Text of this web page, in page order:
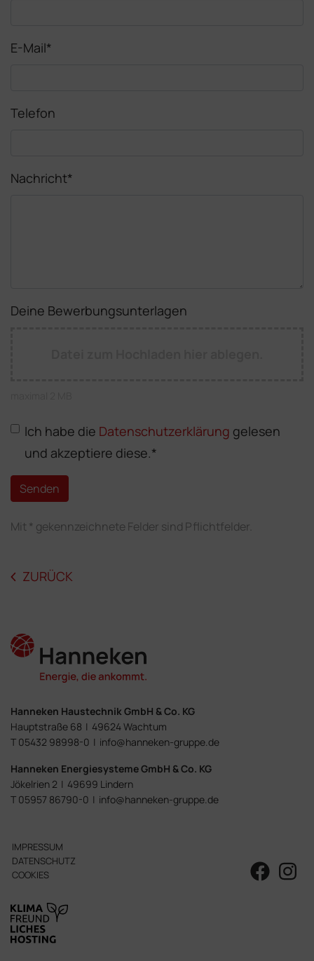
E-Mail*
Telefon
Nachricht*
Deine Bewerbungsunterlagen
Ich habe die Datenschutzerklärung gelesen
und akzeptiere diese.*
Senden
Mit * gekennzeichnete Felder sind Pflichtfelder.
ZURÜCK
Hanneken HaustechnikGmbH & Co. KG
Hauptstraße 68 | 49624 Wachtum
T 05432 98998-0 | info@hanneken-gruppe.de
Hanneken EnergiesystemeGmbH & Co. KG
Jökelrien 2 | 49699 Lindern
T 05957 86790-0 | info@hanneken-gruppe.de
IMPRESSUM
DATENSCHUTZ
COOKIES